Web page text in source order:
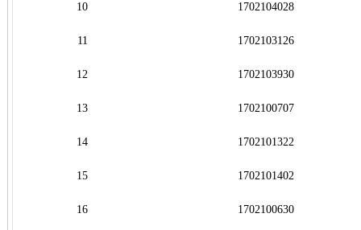
10 1702104028
11 1702103126
12 1702103930
13 1702100707
14 1702101322
15 1702101402
16 1702100630